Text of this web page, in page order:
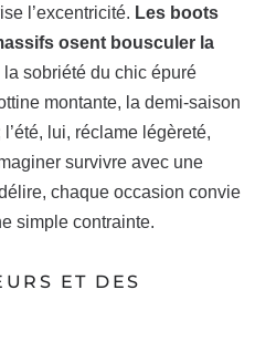
l’excentricité. Les boots
osent bousculer la
la sobriété du chic épuré
montante, la demi-saison
lui, réclame légèreté,
survivre avec une
chaque occasion convie
simple contrainte.
ET DES